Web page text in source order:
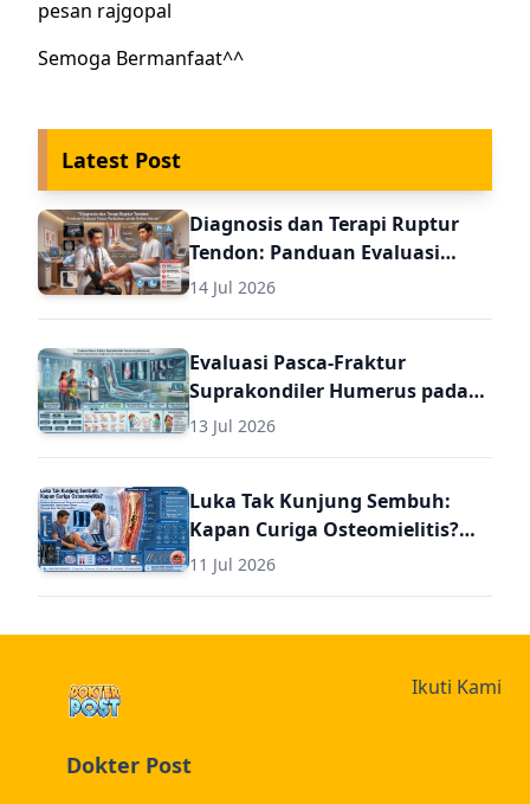
pesan rajgopal
Semoga Bermanfaat^^
Latest Post
Diagnosis dan Terapi Ruptur
Tendon: Panduan Evaluasi
Pasca Perbaikan untuk Dokter
14 Jul 2026
Evaluasi Pasca-Fraktur
Suprakondiler Humerus pada
Anak: Panduan Komprehensif
13 Jul 2026
Luka Tak Kunjung Sembuh:
Kapan Curiga Osteomielitis?
Panduan Komprehensif
Umum (Termasuk Dosis Obat
11 Jul 2026
Dokter Post
Ikuti Kami